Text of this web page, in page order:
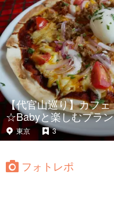
【代官山巡り】カフ
☆Babyと楽しむプラ
東京 3
フォトレポ